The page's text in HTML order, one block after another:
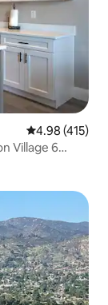
Calificación
4.98 (415)